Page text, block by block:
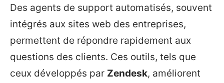
Des agents de support automatisés, souvent
intégrés aux sites web des entreprises,
permettent de répondre rapidement aux
questions des clients. Ces outils, tels que
ceux développés par Zendesk, améliorent